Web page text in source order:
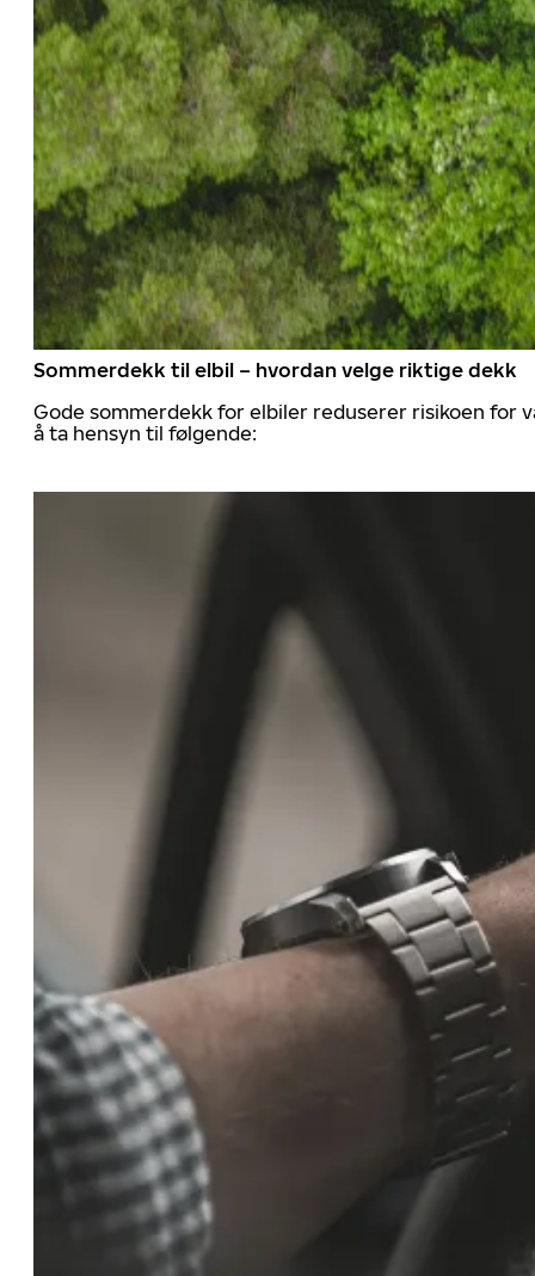
Sommerdekk til elbil – hvordan velge riktige dekk
Gode sommerdekk for elbiler reduserer risikoen for
å ta hensyn til følgende: